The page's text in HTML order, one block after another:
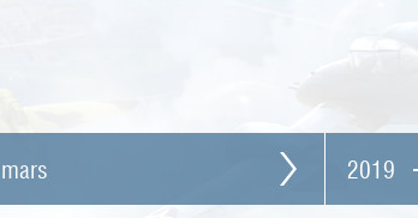
mars 2019